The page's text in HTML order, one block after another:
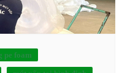
pe foam